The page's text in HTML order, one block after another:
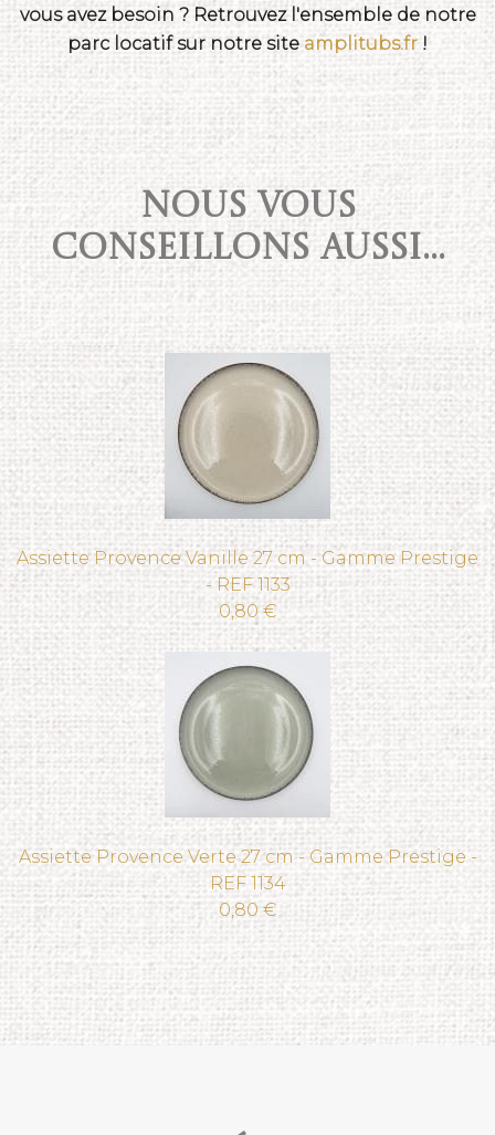
vous avez besoin ? Retrouvez l'ensemble de notre
parc locatif sur notre site amplitubs.fr !
NOUS VOUS
CONSEILLONS AUSSI...
Assiette Provence Vanille 27 cm - Gamme Prestige
- REF 1133
0,80 €
Assiette Provence Verte 27 cm - Gamme Prestige -
REF 1134
0,80 €